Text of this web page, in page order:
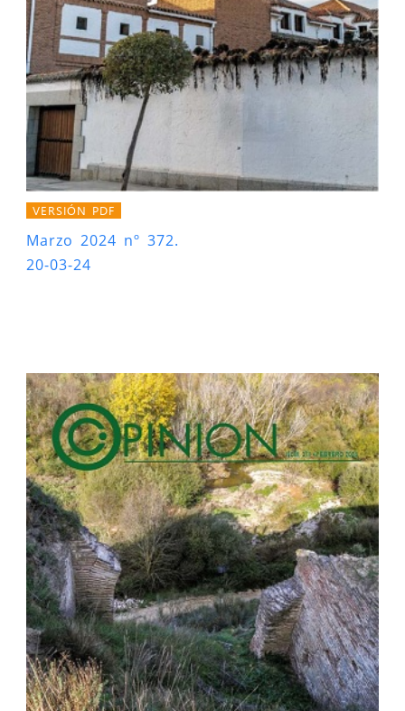
VERSIÓN PDF
Marzo 2024 nº 372.
20-03-24